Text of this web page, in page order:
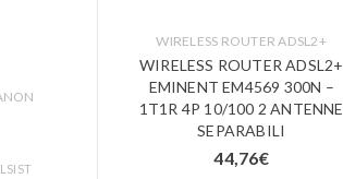
WIRELESS ROUTER ADSL2+
WIRELESS ROUTER ADSL2+
EMINENT EM4569 300N –
1T1R 4P 10/100 2 ANTENNE
SEPARABILI
44,76€